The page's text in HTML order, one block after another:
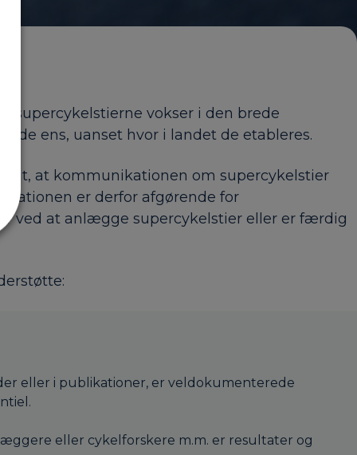
supercykelstierne vokser i den brede
ens, uanset hvor i landet de etableres.
at kommunikationen om supercykelstier
er derfor afgørende for
ved at anlægge supercykelstier eller er færdig
eller i publikationer, er veldokumenterede
eller cykelforskere m.m. er resultater og